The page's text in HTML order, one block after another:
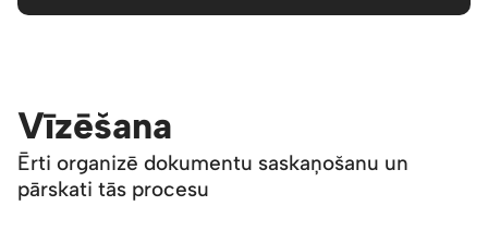
Vīzēšana
Ērti organizē dokumentu saskaņošanu un
pārskati tās procesu